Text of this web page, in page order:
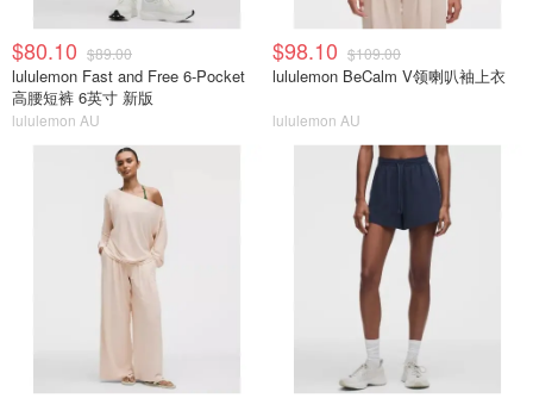
$80.10 $89.00
lululemon Fast and Free 6-Pocket
高腰短裤 6英寸 新版
lululemon AU
$98.10 $109.00
lululemon BeCalm V领喇叭袖上衣
lululemon AU